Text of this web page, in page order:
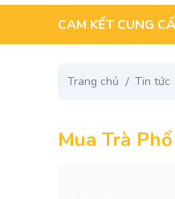
CAM KẾT CUNG
Trang chủ Tin tức
Mua Trà